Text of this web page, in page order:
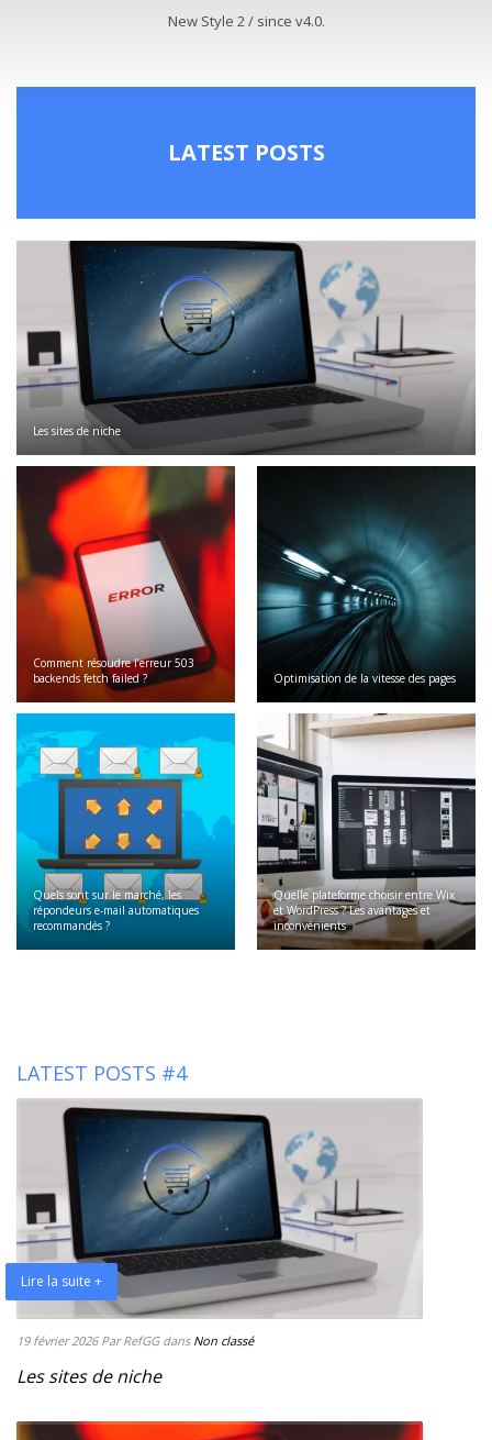
New Style 2 / since v4.0.
LATEST POSTS
Les sites de niche
Comment résoudre l’erreur 503
backends fetch failed ?
Optimisation de la vitesse des pages
Quels sont sur le marché, les
répondeurs e-mail automatiques
recommandés ?
Quelle plateforme choisir entre Wix
et WordPress ? Les avantages et
inconvénients
LATEST POSTS #4
Lire la suite +
19 février 2026 Par RefGG dans Non classé
Les sites de niche